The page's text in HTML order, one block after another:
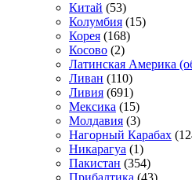
Китай (53)
Колумбия (15)
Корея (168)
Косово (2)
Латинская Америка
Ливан (110)
Ливия (691)
Мексика (15)
Молдавия (3)
Нагорный Карабах
Никарагуа (1)
Пакистан (354)